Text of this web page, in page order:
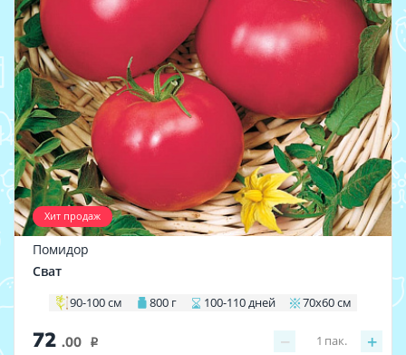
Хит продаж
Помидор
Сват
90-100 см 800 г 100-110 дней 70х60 см
72 .00 i − +
1 пак.